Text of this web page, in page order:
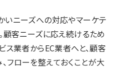
いニーズへの対応やマーケテ
顧客ニーズに応え続けるため
ス業者からEC業者へと、顧客
フローを整えておくことが大